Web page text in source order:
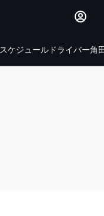
スケジュール ドライバー角